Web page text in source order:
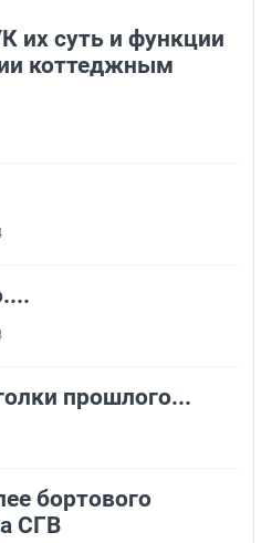
их суть и функции
коттеджным
прошлого...
бортового
СГВ